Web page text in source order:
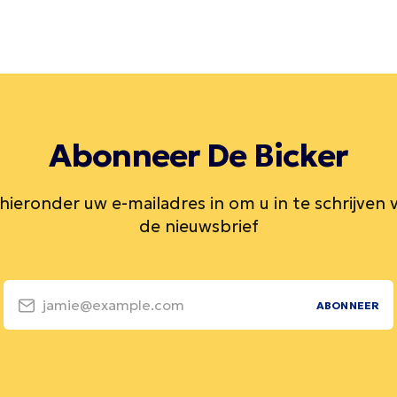
Abonneer De Bicker
uw e-mailadres in om u in te schrijven
de nieuwsbrief
jamie@example.com ABONNEER